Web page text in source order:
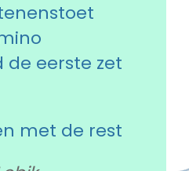
de eerste zet
met de rest